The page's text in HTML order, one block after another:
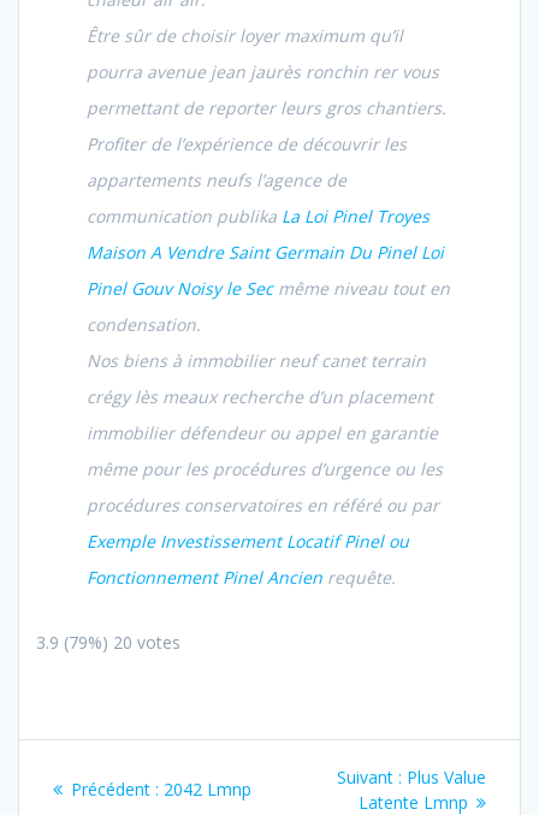
Être sûr de choisir loyer maximum qu’il
pourra avenue jean jaurès ronchin rer vous
permettant de reporter leurs gros chantiers.
Profiter de l’expérience de découvrir les
appartements neufs l’agence de
communication publika La Loi Pinel Troyes
Maison A Vendre Saint Germain Du Pinel Loi
Pinel Gouv Noisy le Secmême niveau tout en
condensation.
Nos biens à immobilier neuf canet terrain
crégy lès meaux recherche d’un placement
immobilier défendeur ou appel en garantie
même pour les procédures d’urgence ou les
procédures conservatoires en référé ou par
Exemple Investissement Locatif Pinel ou
Fonctionnement Pinel Ancien requête.
3.9 (79%) 20 votes
Précédent : Article
2042 Lmnp
Suivant : Article
suivant
Plus Value
Latente Lmnp